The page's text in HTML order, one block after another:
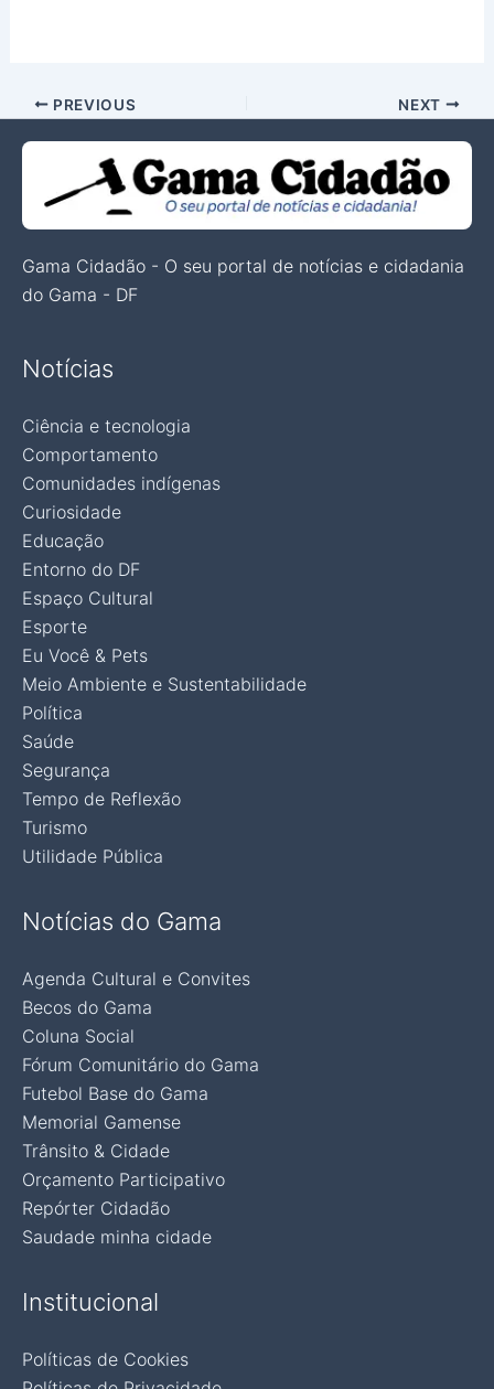
PREVIOUS NEXT
Gama Cidadão - O seu portal de notícias e cidadania
do Gama - DF
Notícias
Ciência e tecnologia
Comportamento
Comunidades indígenas
Curiosidade
Educação
Entorno do DF
Espaço Cultural
Esporte
Eu Você & Pets
Meio Ambiente e Sustentabilidade
Política
Saúde
Segurança
Tempo de Reflexão
Turismo
Utilidade Pública
Notícias do Gama
Agenda Cultural e Convites
Becos do Gama
Coluna Social
Fórum Comunitário do Gama
Futebol Base do Gama
Memorial Gamense
Trânsito & Cidade
Orçamento Participativo
Repórter Cidadão
Saudade minha cidade
Institucional
Políticas de Cookies